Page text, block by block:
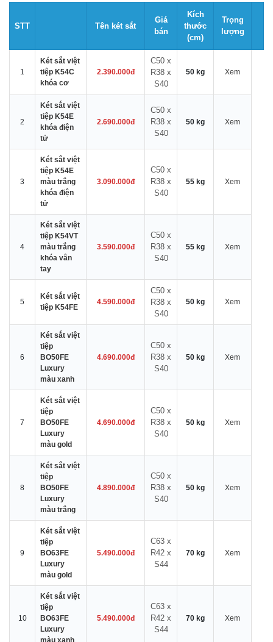
STT Tên két sắt
Giá
bán
Kích
thước
(cm)
Trọng
lượng
1
Két sắt việt
tiệp K54C
khóa cơ
2.390.000đ
C50 x
R38 x
S40
50 kg Xem
2
Két sắt việt
tiệp K54E
khóa điện
tử
2.690.000đ
C50 x
R38 x
S40
50 kg Xem
3
Két sắt việt
tiệp K54E
màu trắng
khóa điện
tử
3.090.000đ
C50 x
R38 x
S40
55 kg Xem
4
Két sắt việt
tiệp K54VT
màu trắng
khóa vân
tay
3.590.000đ
C50 x
R38 x
S40
55 kg Xem
5
Két sắt việt
tiệp K54FE
4.590.000đ
C50 x
R38 x
S40
50 kg Xem
6
Két sắt việt
tiệp
BO50FE
Luxury
màu xanh
4.690.000đ
C50 x
R38 x
S40
50 kg Xem
7
Két sắt việt
tiệp
BO50FE
Luxury
màu gold
4.690.000đ
C50 x
R38 x
S40
50 kg Xem
8
Két sắt việt
tiệp
BO50FE
Luxury
màu trắng
4.890.000đ
C50 x
R38 x
S40
50 kg Xem
9
Két sắt việt
tiệp
BO63FE
Luxury
màu gold
5.490.000đ
C63 x
R42 x
S44
70 kg Xem
10
Két sắt việt
tiệp
BO63FE
Luxury
màu xanh
5.490.000đ
C63 x
R42 x
S44
70 kg Xem